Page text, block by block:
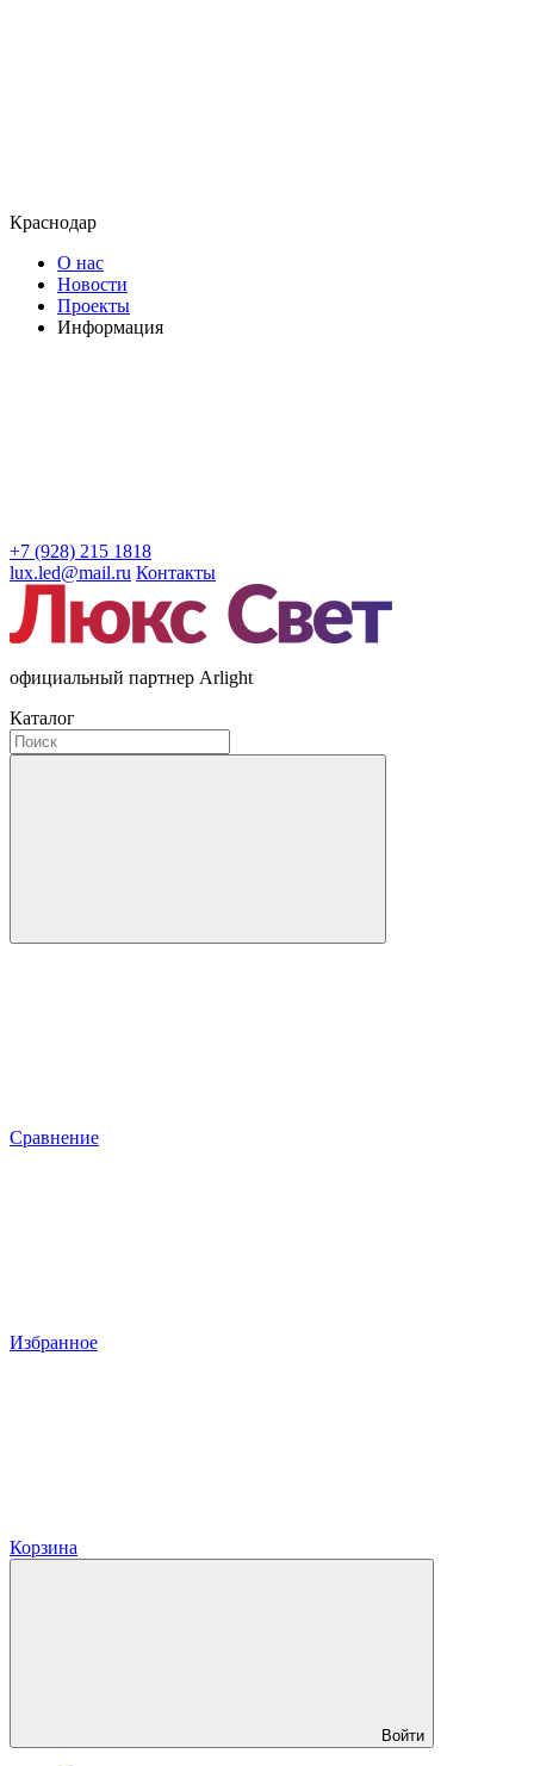
Краснодар
О нас
Новости
Проекты
Информация
+7 (928) 215 1818
lux.led@mail.ru Контакты
официальный партнер Arlight
Каталог
Сравнение
Избранное
Корзина
Войти